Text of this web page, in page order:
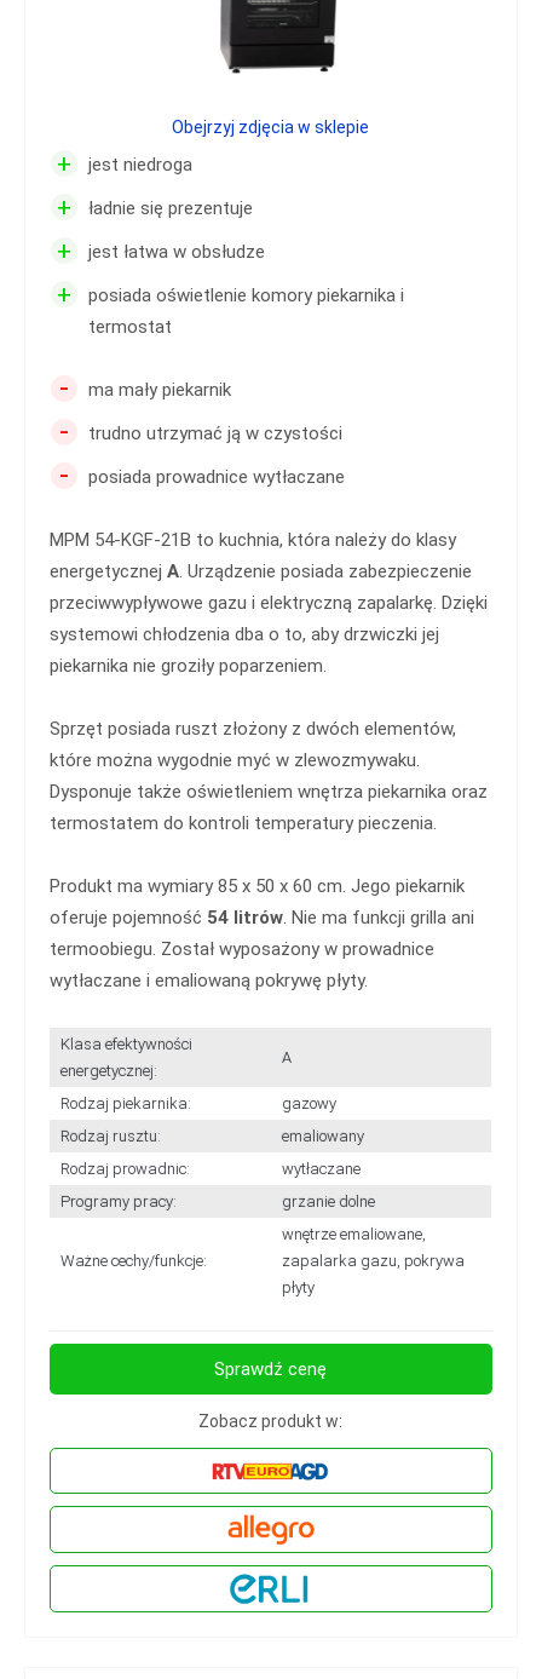
+ jest niedroga
+ ładnie się prezentuje
+ jest łatwa w obsłudze
+
posiada oświetlenie komory piekarnika i
termostat
- ma mały piekarnik
- trudno utrzymać ją w czystości
- posiada prowadnice wytłaczane
MPM 54-KGF-21B to kuchnia, która należy do klasy
energetycznej A. Urządzenie posiada zabezpieczenie
przeciwwypływowe gazu i elektryczną zapalarkę. Dzięki
systemowi chłodzenia dba o to, aby drzwiczki jej
piekarnika nie groziły poparzeniem.
Sprzęt posiada ruszt złożony z dwóch elementów,
które można wygodnie myć w zlewozmywaku.
Dysponuje także oświetleniem wnętrza piekarnika oraz
termostatem do kontroli temperatury pieczenia.
Produkt ma wymiary 85 x 50 x 60 cm. Jego piekarnik
oferuje pojemność 54 litrów. Nie ma funkcji grilla ani
termoobiegu. Został wyposażony w prowadnice
wytłaczane i emaliowaną pokrywę płyty.
Klasa efektywności
energetycznej:
A
Rodzaj piekarnika:
gazowy
Rodzaj rusztu:
emaliowany
Rodzaj prowadnic:
wytłaczane
Programy pracy:
grzanie dolne
Ważne cechy/funkcje:
wnętrze emaliowane,
zapalarka gazu, pokrywa
płyty
Obejrzyj zdjęcia w sklepie
Sprawdź cenę
Zobacz produkt w: